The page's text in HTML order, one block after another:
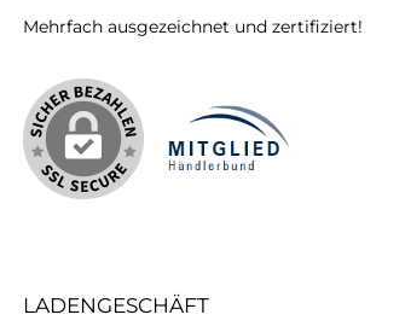
Mehrfach ausgezeichnet und zertifiziert!
LADENGESCHÄFT